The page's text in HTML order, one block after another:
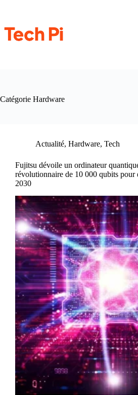
Catégorie Hardware
Actualité, Hardware, Tech
Fujitsu dévoile un ordinateur
révolutionnaire de 10 000 qubits pour
2030